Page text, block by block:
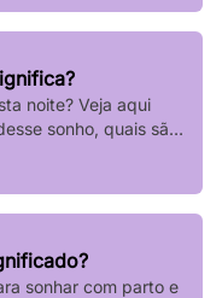
noite? Veja aqui
sonho, quais são
sonhar com parto e